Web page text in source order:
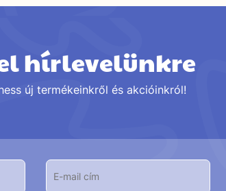
hírlevelünkre
új termékeinkről és akcióinkról!